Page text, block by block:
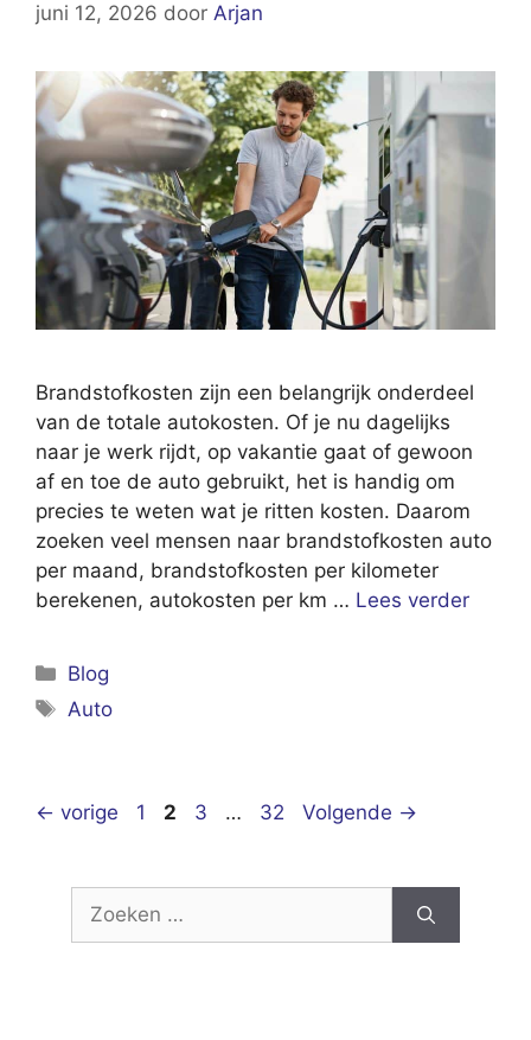
juni 12, 2026 door Arjan
Brandstofkosten zijn een belangrijk onderdeel
van de totale autokosten. Of je nu dagelijks
naar je werk rijdt, op vakantie gaat of gewoon
af en toe de auto gebruikt, het is handig om
precies te weten wat je ritten kosten. Daarom
zoeken veel mensen naar brandstofkosten auto
per maand, brandstofkosten per kilometer
berekenen, autokosten per km … Lees verder
Categorieën
Blog
Tags
Auto
← vorige Pagina
1 Pagina
2 Pagina
3 … Pagina
32 Volgende →
Zoek